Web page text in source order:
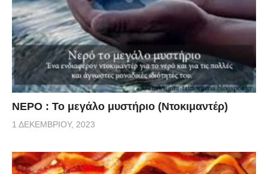
ΝΕΡΟ : Το μεγάλο μυστήριο (Ντοκιμαντέρ)
1 ΔΕΚΕΜΒΡΊΟΥ, 2023